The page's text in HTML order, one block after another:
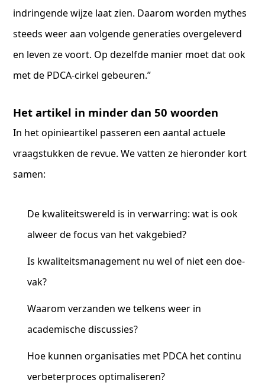
indringende wijze laat zien. Daarom worden mythes
steeds weer aan volgende generaties overgeleverd
en leven ze voort. Op dezelfde manier moet dat ook
met de PDCA-cirkel gebeuren.”
Het artikel in minder dan 50 woorden
In het opinieartikel passeren een aantal actuele
vraagstukken de revue. We vatten ze hieronder kort
samen:
De kwaliteitswereld is in verwarring: wat is ook
alweer de focus van het vakgebied?
Is kwaliteitsmanagement nu wel of niet een doe-
vak?
Waarom verzanden we telkens weer in
academische discussies?
Hoe kunnen organisaties met PDCA het continu
verbeterproces optimaliseren?